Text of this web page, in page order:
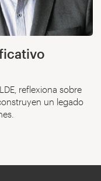
reflexiona sobre
un legado